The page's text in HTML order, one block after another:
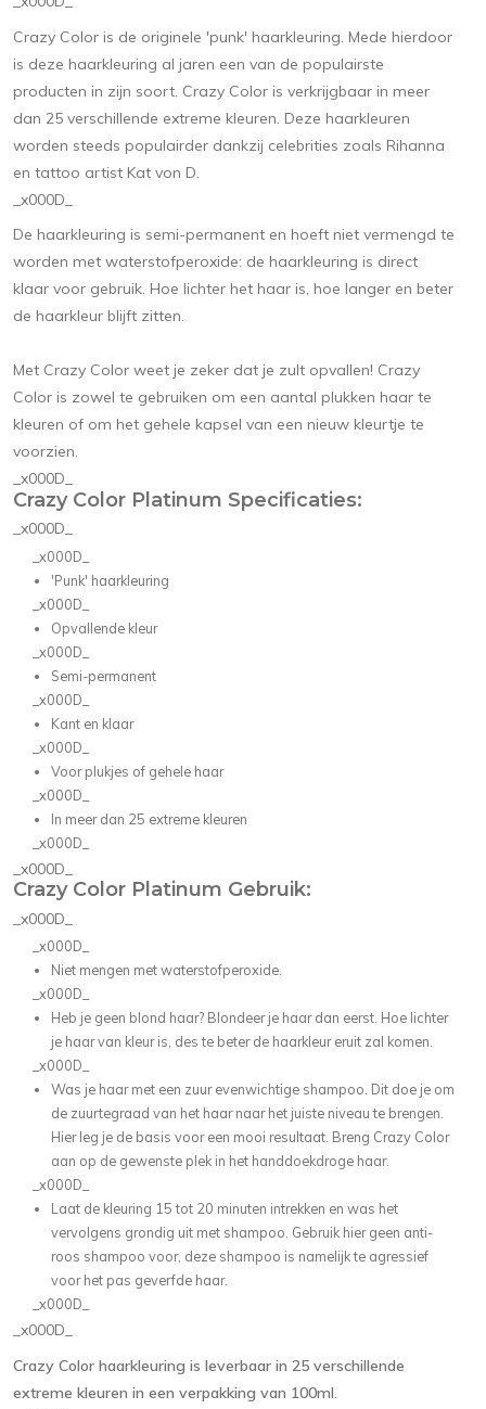
Crazy Color is de originele 'punk' haarkleuring. Mede hierdoor
is deze haarkleuring al jaren een van de populairste
producten in zijn soort. Crazy Color is verkrijgbaar in meer
dan 25 verschillende extreme kleuren. Deze haarkleuren
worden steeds populairder dankzij celebrities zoals Rihanna
en tattoo artist Kat von D.
_x000D_
De haarkleuring is semi-permanent en hoeft niet vermengd te
worden met waterstofperoxide: de haarkleuring is direct
klaar voor gebruik. Hoe lichter het haar is, hoe langer en beter
de haarkleur blijft zitten.
Met Crazy Color weet je zeker dat je zult opvallen! Crazy
Color is zowel te gebruiken om een aantal plukken haar te
kleuren of om het gehele kapsel van een nieuw kleurtje te
voorzien.
_x000D_
Crazy Color Platinum Specificaties:
_x000D_
_x000D_
'Punk' haarkleuring
_x000D_
Opvallende kleur
_x000D_
Semi-permanent
_x000D_
Kant en klaar
_x000D_
Voor plukjes of gehele haar
_x000D_
In meer dan 25 extreme kleuren
_x000D_
_x000D_
Crazy Color Platinum Gebruik:
_x000D_
_x000D_
Niet mengen met waterstofperoxide.
_x000D_
Heb je geen blond haar? Blondeer je haar dan eerst. Hoe lichter
je haar van kleur is, des te beter de haarkleur eruit zal komen.
_x000D_
Was je haar met een zuur evenwichtige shampoo. Dit doe je om
de zuurtegraad van het haar naar het juiste niveau te brengen.
Hier leg je de basis voor een mooi resultaat. Breng Crazy Color
aan op de gewenste plek in het handdoekdroge haar.
_x000D_
Laat de kleuring 15 tot 20 minuten intrekken en was het
vervolgens grondig uit met shampoo. Gebruik hier geen anti-
roos shampoo voor, deze shampoo is namelijk te agressief
voor het pas geverfde haar.
_x000D_
_x000D_
Crazy Color haarkleuring is leverbaar in 25 verschillende
extreme kleuren in een verpakking van 100ml.